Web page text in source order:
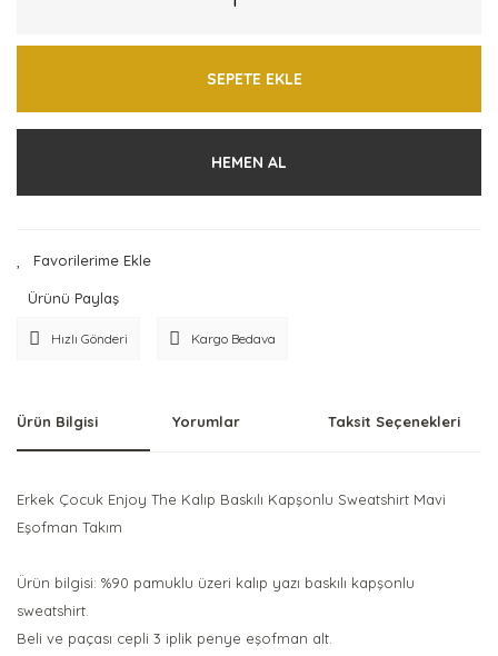
SEPETE EKLE
HEMEN AL
Ürünü Paylaş
Hızlı Gönderi Kargo Bedava
Ürün Bilgisi Yorumlar Taksit Seçenekleri
Erkek Çocuk Enjoy The Kalıp Baskılı Kapşonlu Sweatshirt Mavi
Eşofman Takım
Ürün bilgisi: %90 pamuklu üzeri kalıp yazı baskılı kapşonlu
sweatshirt.
Beli ve paçası cepli 3 iplik penye eşofman alt.